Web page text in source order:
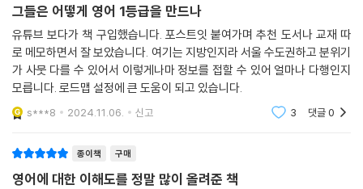
그들은 어떻게 영어 1등급을 만드나
유튜브 보다가 책 구입했습니다. 포스트잇 붙여가며 추천 도서나 교재 따
로 메모하면서 잘 보았습니다. 여기는 지방인지라 서울 수도권하고 분위기
가 사뭇 다를 수 있어서 이렇게나마 정보를 접할 수 있어 얼마나 다행인지
모릅니다. 로드맵 설정에 큰 도움이 되고 있습니다.
s***8 2024.11.06. 신고 3 댓글0
종이책 구매
영어에 대한 이해도를 정말 많이 올려준 책